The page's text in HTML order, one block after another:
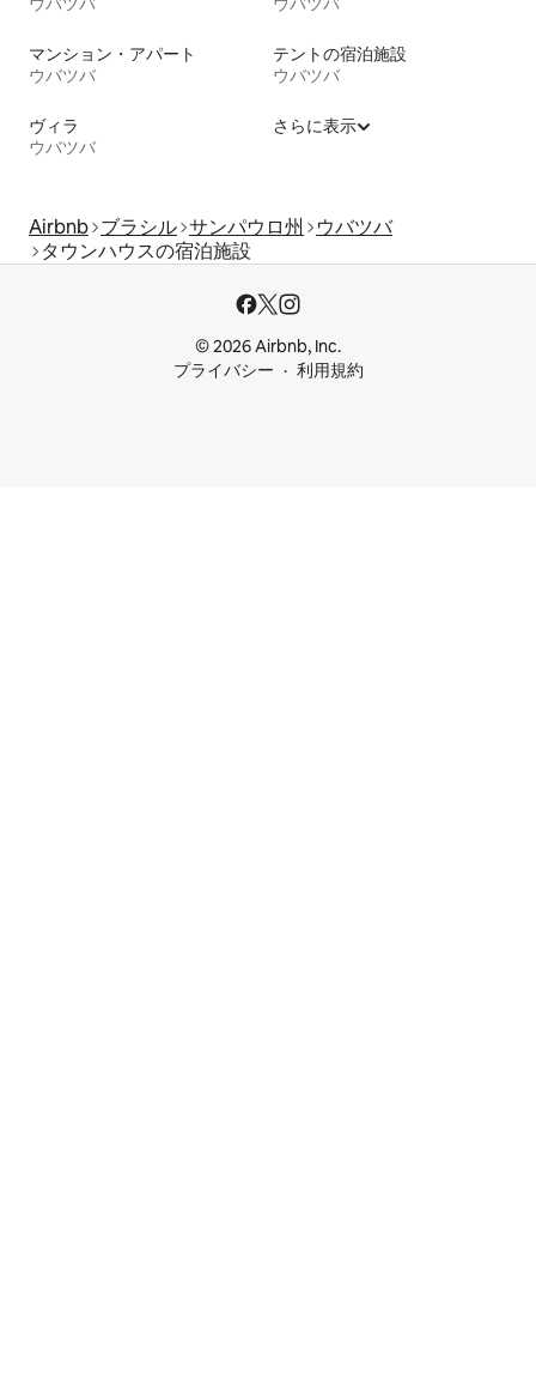
マンション・アパート
ウバツバ
テントの宿泊施設
ウバツバ
ヴィラ
ウバツバ
さらに表示
Airbnb ブラシル サンパウロ州
ウバツバ
タウンハウスの宿泊施設
© 2026 Airbnb, Inc.
プライバシー
利用規約